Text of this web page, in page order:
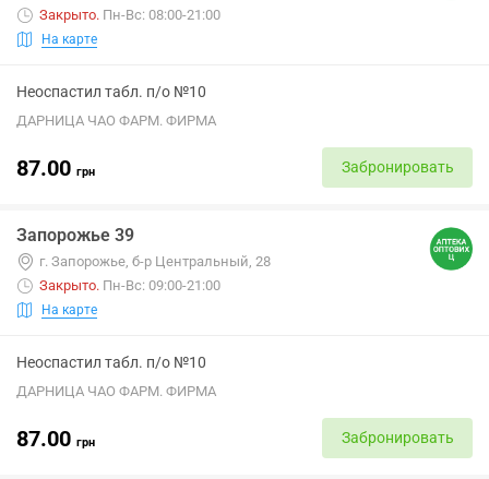
Закрыто. Пн-Вс: 08:00-21:00
На карте
Неоспастил табл. п/о №10
ДАРНИЦА ЧАО ФАРМ. ФИРМА
87.00 грн Забронировать
Запорожье 39
г. Запорожье, б-р Центральный, 28
Закрыто. Пн-Вс: 09:00-21:00
На карте
Неоспастил табл. п/о №10
ДАРНИЦА ЧАО ФАРМ. ФИРМА
87.00 грн Забронировать